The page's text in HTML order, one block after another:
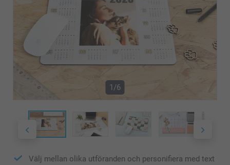
1/6
Välj mellan olika utföranden och personifiera med text